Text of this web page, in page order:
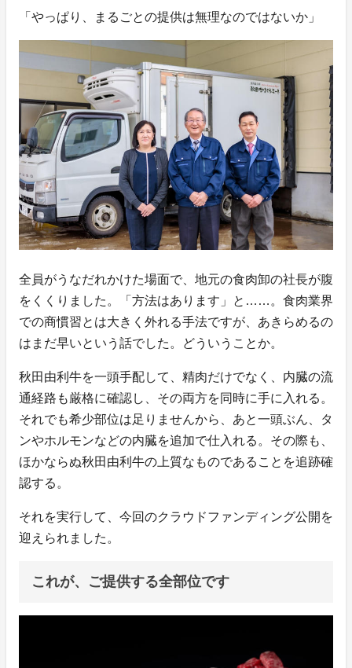
「やっぱり、まるごとの提供は無理なのではないか」
全員がうなだれかけた場面で、地元の食肉卸の社長が腹
をくくりました。「方法はあります」と……。食肉業界
での商慣習とは大きく外れる手法ですが、あきらめるの
はまだ早いという話でした。どういうことか。
秋田由利牛を一頭手配して、精肉だけでなく、内臓の流
通経路も厳格に確認し、その両方を同時に手に入れる。
それでも希少部位は足りませんから、あと一頭ぶん、タ
ンやホルモンなどの内臓を追加で仕入れる。その際も、
ほかならぬ秋田由利牛の上質なものであることを追跡確
認する。
それを実行して、今回のクラウドファンディング公開を
迎えられました。
これが、ご提供する全部位です